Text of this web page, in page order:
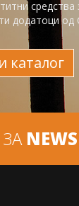
додатоци од
каталог